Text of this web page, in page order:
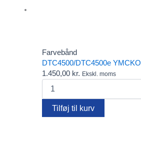
Farvebånd
DTC4500/DTC4500e YMCKO
1.450,00 kr. Ekskl. moms
YMCKO
antalTilføj til kurv